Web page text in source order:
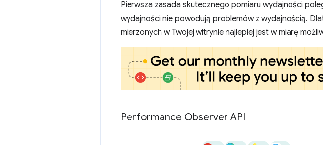
Pierwsza zasada skutecznego pomiaru wydajności
wydajności nie powodują problemów z wydajnością.
mierzonych w Twojej witrynie najlepiej jest w miarę
Performance Observer API